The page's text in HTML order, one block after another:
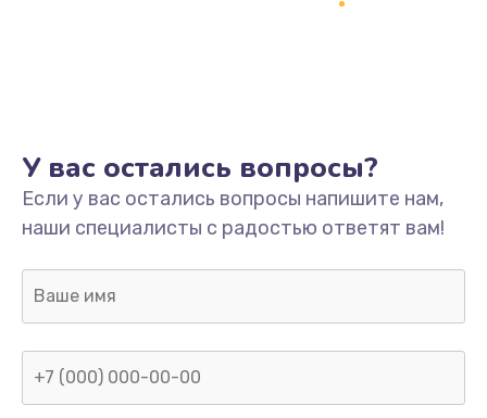
У вас остались вопросы?
Если у вас остались вопросы напишите нам,
наши специалисты с радостью ответят вам!